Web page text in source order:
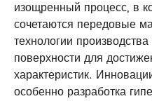
изощренный процесс, в
сочетаются передовые
технологии
поверхности для
характеристик.
особенно разработка